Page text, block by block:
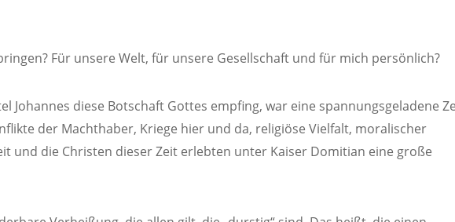
Für unsere Welt, für unsere Gesellschaft und für mich persönlich?
Johannes diese Botschaft Gottes empfing, war eine spannungsgeladene
der Machthaber, Kriege hier und da, religiöse Vielfalt, moralischer
und die Christen dieser Zeit erlebten unter Kaiser Domitian eine große